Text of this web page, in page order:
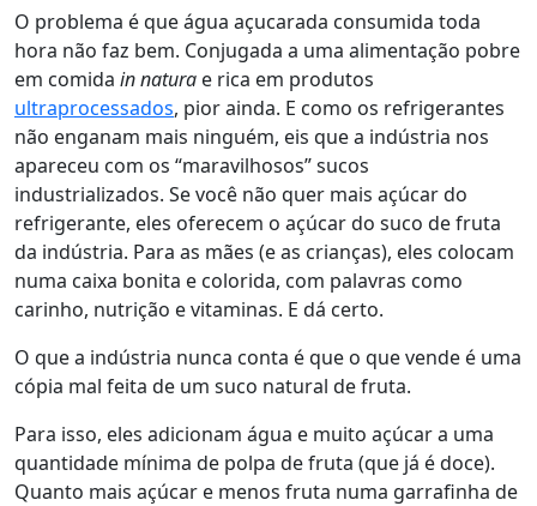
O problema é que água açucarada consumida toda
hora não faz bem. Conjugada a uma alimentação pobre
em comida in natura e rica em produtos
ultraprocessados, pior ainda. E como os refrigerantes
não enganam mais ninguém, eis que a indústria nos
apareceu com os “maravilhosos” sucos
industrializados. Se você não quer mais açúcar do
refrigerante, eles oferecem o açúcar do suco de fruta
da indústria. Para as mães (e as crianças), eles colocam
numa caixa bonita e colorida, com palavras como
carinho, nutrição e vitaminas. E dá certo.
O que a indústria nunca conta é que o que vende é uma
cópia mal feita de um suco natural de fruta.
Para isso, eles adicionam água e muito açúcar a uma
quantidade mínima de polpa de fruta (que já é doce).
Quanto mais açúcar e menos fruta numa garrafinha de